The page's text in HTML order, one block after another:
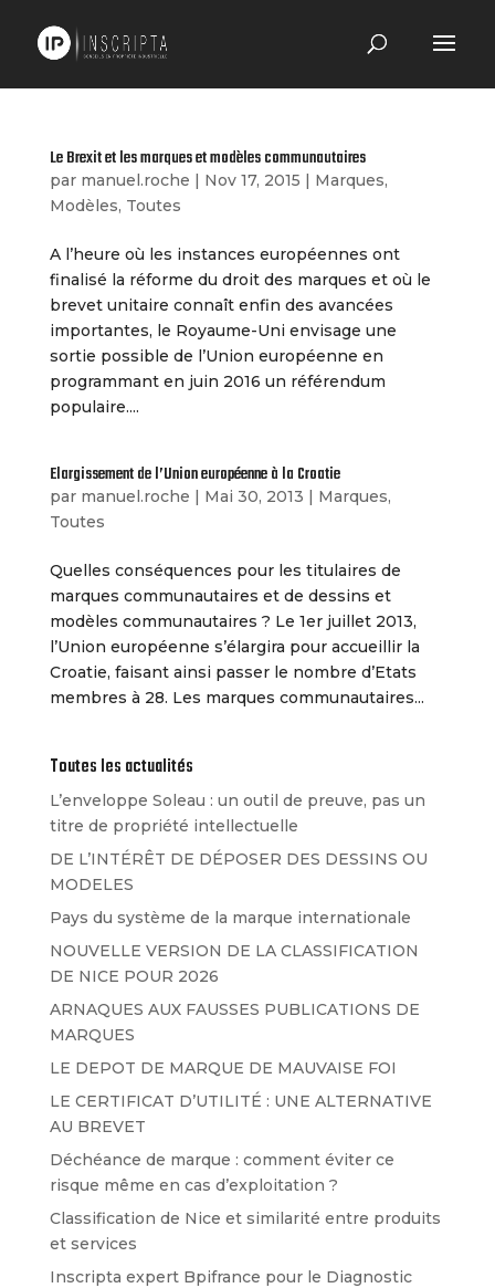
Le Brexit et les marques et modèles communautaires
par manuel.roche | Nov 17, 2015 | Marques,
Modèles, Toutes
A l’heure où les instances européennes ont
finalisé la réforme du droit des marques et où le
brevet unitaire connaît enfin des avancées
importantes, le Royaume-Uni envisage une
sortie possible de l’Union européenne en
programmant en juin 2016 un référendum
populaire....
Elargissement de l’Union européenne à la Croatie
par manuel.roche | Mai 30, 2013 | Marques,
Toutes
Quelles conséquences pour les titulaires de
marques communautaires et de dessins et
modèles communautaires ? Le 1er juillet 2013,
l’Union européenne s’élargira pour accueillir la
Croatie, faisant ainsi passer le nombre d’Etats
membres à 28. Les marques communautaires...
Toutes les actualités
L’enveloppe Soleau : un outil de preuve, pas un
titre de propriété intellectuelle
DE L’INTÉRÊT DE DÉPOSER DES DESSINS OU
MODELES
Pays du système de la marque internationale
NOUVELLE VERSION DE LA CLASSIFICATION
DE NICE POUR 2026
ARNAQUES AUX FAUSSES PUBLICATIONS DE
MARQUES
LE DEPOT DE MARQUE DE MAUVAISE FOI
LE CERTIFICAT D’UTILITÉ : UNE ALTERNATIVE
AU BREVET
Déchéance de marque : comment éviter ce
risque même en cas d’exploitation ?
Classification de Nice et similarité entre produits
et services
Inscripta expert Bpifrance pour le Diagnostic